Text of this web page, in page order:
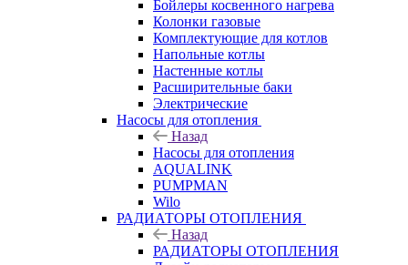
Бойлеры косвенного нагрева
Колонки газовые
Комплектующие для котлов
Напольные котлы
Настенные котлы
Расширительные баки
Электрические
Насосы для отопления
Назад
Насосы для отопления
AQUALINK
PUMPMAN
Wilo
РАДИАТОРЫ ОТОПЛЕНИЯ
Назад
РАДИАТОРЫ ОТОПЛЕНИЯ